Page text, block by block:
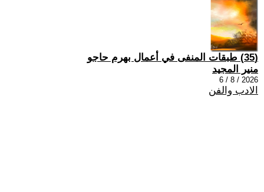
(35) طبقات المنفى في أعمال بهرم حاجو
منير المجيد
2026 / 8 / 6
الادب والفن